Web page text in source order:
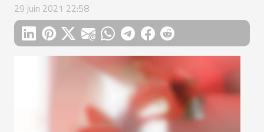
29 juin 2021 22:58